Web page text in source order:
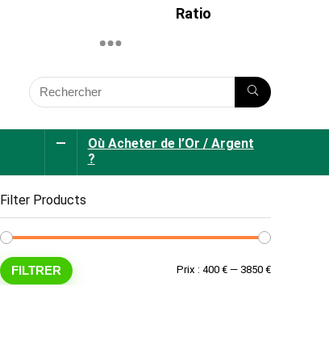
Ratio
—
Où Acheter de l’Or / Argent
?
Filter Products
Prix
Prix
FILTRER Prix : 400 € — 3850 €